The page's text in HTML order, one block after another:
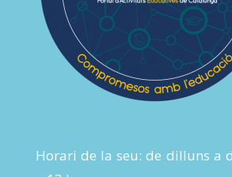
Horari de la seu: de dilluns a